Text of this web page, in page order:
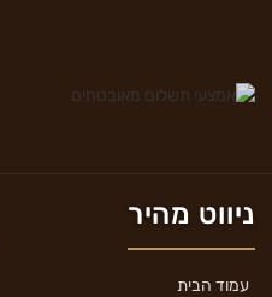
ניווט מהיר
עמוד הבית